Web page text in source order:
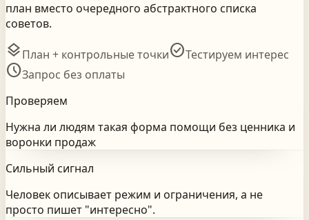
план вместо очередного абстрактного списка
советов.
layersПлан + контрольные точкиcheck_circleТестируем интерес
scheduleЗапрос без оплаты
Проверяем
Нужна ли людям такая форма помощи без ценника и
воронки продаж
Сильный сигнал
Человек описывает режим и ограничения, а не
просто пишет "интересно".